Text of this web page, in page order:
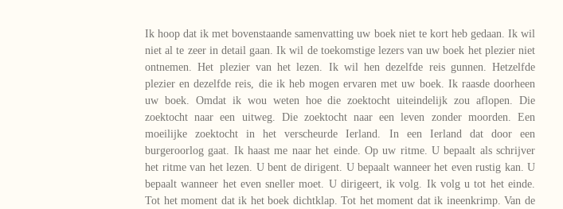
Ik hoop dat ik met bovenstaande samenvatting uw boek niet te kort heb gedaan. Ik wil
niet al te zeer in detail gaan. Ik wil de toekomstige lezers van uw boek het plezier niet
ontnemen. Het plezier van het lezen. Ik wil hen dezelfde reis gunnen. Hetzelfde
plezier en dezelfde reis, die ik heb mogen ervaren met uw boek. Ik raasde doorheen
uw boek. Omdat ik wou weten hoe die zoektocht uiteindelijk zou aflopen. Die
zoektocht naar een uitweg. Die zoektocht naar een leven zonder moorden. Een
moeilijke zoektocht in het verscheurde Ierland. In een Ierland dat door een
burgeroorlog gaat. Ik haast me naar het einde. Op uw ritme. U bepaalt als schrijver
het ritme van het lezen. U bent de dirigent. U bepaalt wanneer het even rustig kan. U
bepaalt wanneer het even sneller moet. U dirigeert, ik volg. Ik volg u tot het einde.
Tot het moment dat ik het boek dichtklap. Tot het moment dat ik ineenkrimp. Van de